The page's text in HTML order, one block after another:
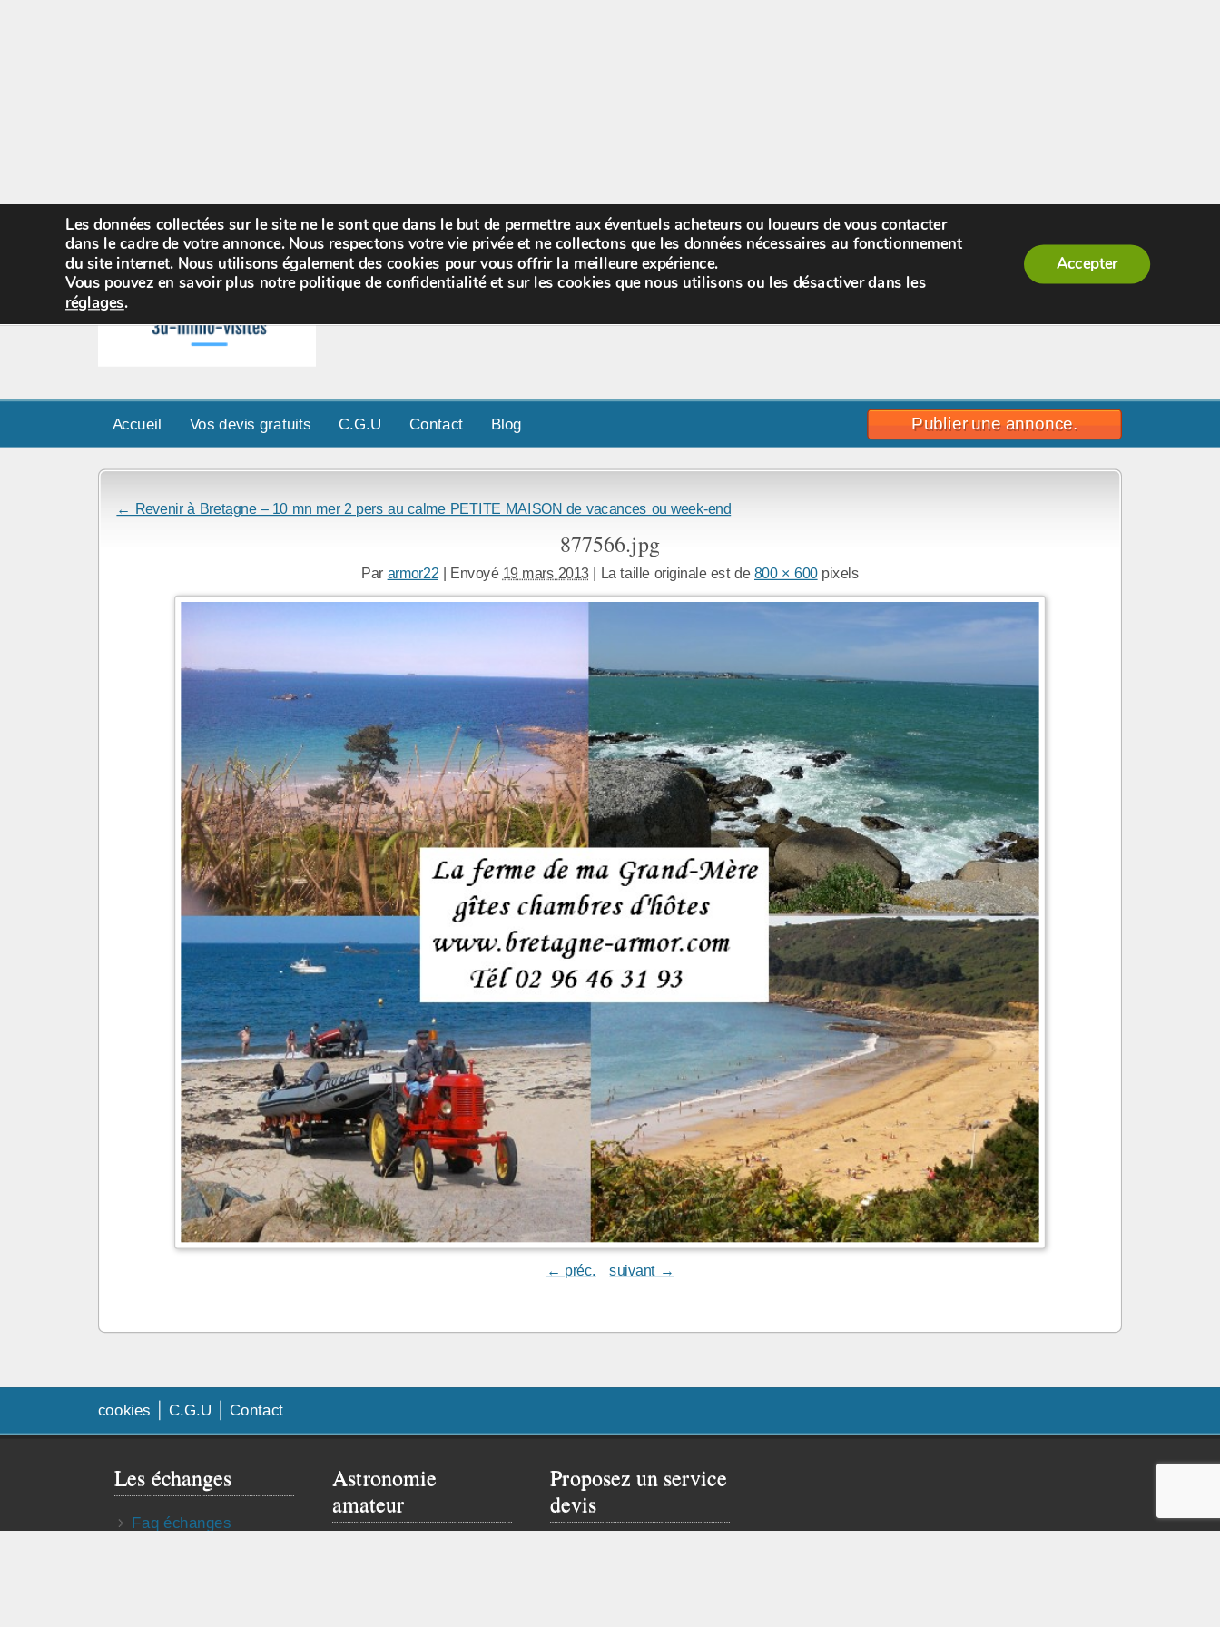
Bienvenue,visiteur ![S'enregistrer
Publier une annonce.
Accueil Vos devis gratuits C.G.U Contact Blog
← Revenir à Bretagne – 10 mn mer 2 pers au calme PETITE MAISON de vacances ou week-end
877566.jpg
Par armor22 | Envoyé 19 mars 2013 | La taille originale est de 800 × 600pixels
← préc. suivant →
cookies C.G.U Contact
Les échanges
Faq échanges
Astronomie
amateur
Proposez un service
devis
Les données collectées sur le site ne le sont que dans le but de permettre aux éventuels acheteurs ou loueurs de vous contacter
dans le cadre de votre annonce. Nous respectons votre vie privée et ne collectons que les données nécessaires au fonctionnement
du site internet. Nous utilisons également des cookies pour vous offrir la meilleure expérience.
Vous pouvez en savoir plus notre politique de confidentialité et sur les cookies que nous utilisons ou les désactiver dans les
réglages.
Accepter